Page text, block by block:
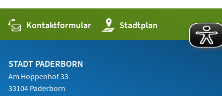
Kontaktformular Stadtplan
(Öffnet
in
einem
STADT PADERBORN
Am Hoppenhof 33
33104 Paderborn